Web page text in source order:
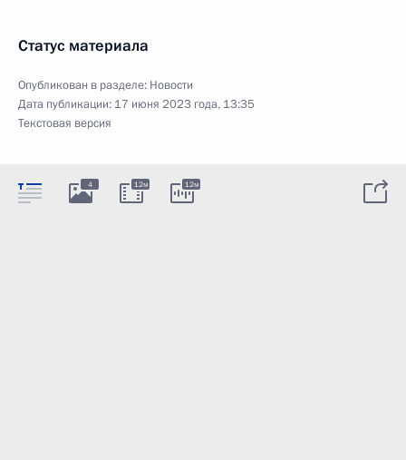
Статус материала
Опубликован в разделе: Новости
Дата публикации: 17 июня 2023 года, 13:35
Текстовая версия
4 12м 12м